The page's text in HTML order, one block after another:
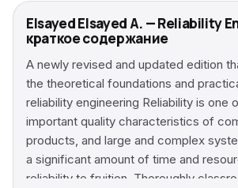
Elsayed Elsayed A. — Reliability
краткое содержание
A newly revised and updated edition
the theoretical foundations and
reliability engineering Reliability is one
important quality characteristics of
products, and large and complex
a significant amount of time and
reliability to fruition. Thoroughly